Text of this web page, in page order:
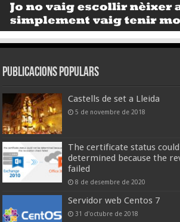
Publicacions populars
Castells de set a Lleida
5 de novembre de 2018
The certificate status
determined because the
failed
8 de desembre de 2020
Servidor web Centos 7
31 d'octubre de 2018